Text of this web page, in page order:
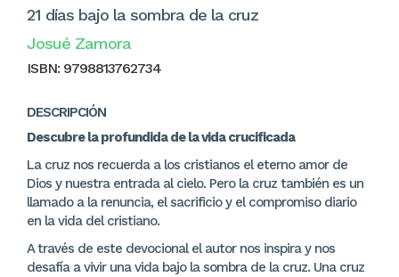
21 días bajo la sombra de la cruz
Josué Zamora
ISBN: 9798813762734
DESCRIPCIÓN
Descubre la profundida de la vida crucificada
La cruz nos recuerda a los cristianos el eterno amor de
Dios y nuestra entrada al cielo. Pero la cruz también es un
llamado a la renuncia, el sacrificio y el compromiso diario
en la vida del cristiano.
A través de este devocional el autor nos inspira y nos
desafía a vivir una vida bajo la sombra de la cruz. Una cruz